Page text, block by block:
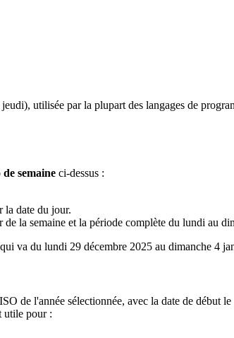
utilisée par la plupart des langages de
semaine ci-dessus :
la date du jour.
la semaine et la période complète du lundi au
va du lundi 29 décembre 2025 au dimanche 4
de l'année sélectionnée, avec la date de début
utile pour :